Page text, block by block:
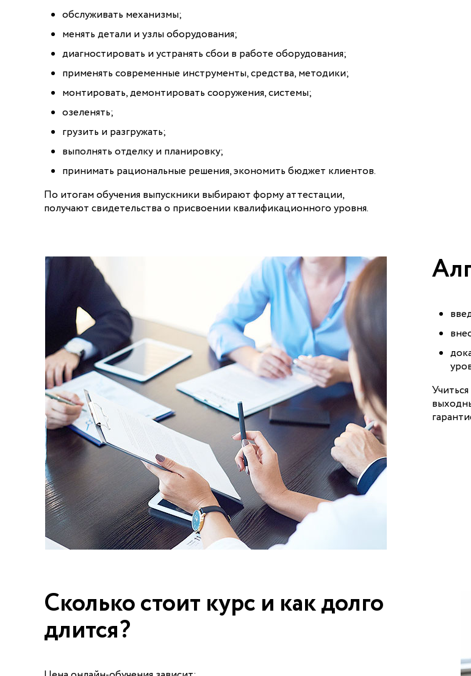
обслуживать механизмы;
менять детали и узлы оборудования;
диагностировать и устранять сбои в работе оборудования;
применять современные инструменты, средства, методики;
монтировать, демонтировать сооружения, системы;
озеленять;
грузить и разгружать;
выполнять отделку и планировку;
принимать рациональные решения, экономить бюджет клиентов.
По итогам обучения выпускники выбирают форму аттестации,
получают свидетельства о присвоении квалификационного уровня.
Сколько стоит курс и как долго
длится?